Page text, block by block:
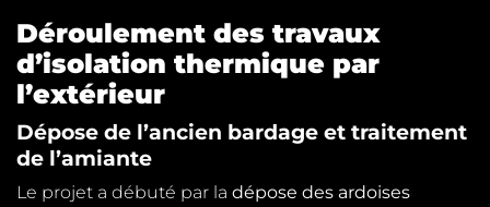
Déroulement des travaux
d’isolation thermique par
l’extérieur
Dépose de l’ancien bardage et traitement
de l’amiante
Le projet a débuté par la dépose des ardoises